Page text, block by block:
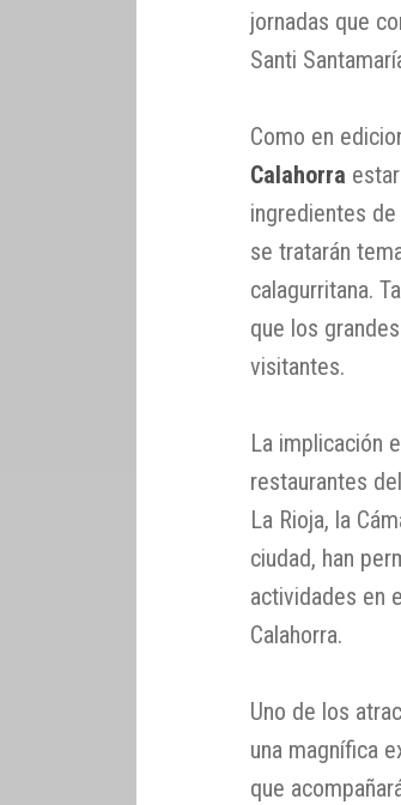
jornadas que
Santi
Como en
Calahorra
ingredientes
se tratarán
calagurritana.
que los
visitantes.
La implicación
restaurantes
La Rioja, la
ciudad, han
actividades en
Calahorra.
Uno de los
una magnífica
que